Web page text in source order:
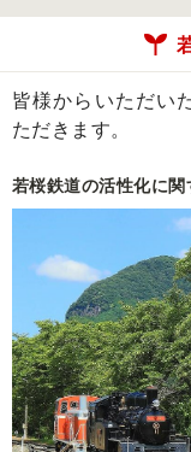
皆様からいただい
ただきます。
若桜鉄道の活性化に関